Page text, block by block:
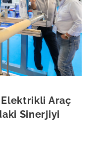
Araç
Sinerjiyi